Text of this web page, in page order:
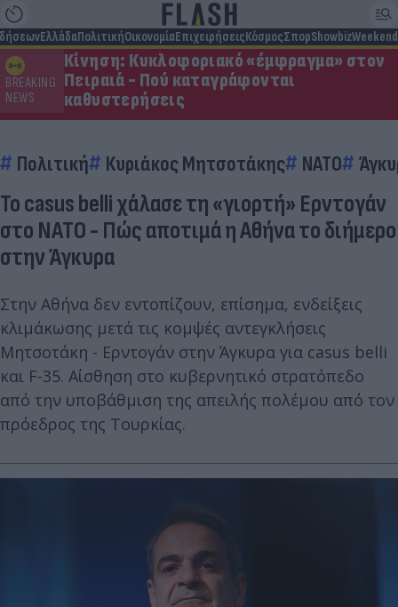
ΕλλάδαΠολιτικήΟικονομίαΕπιχειρήσειςΚόσμοςΣπορShowbizWeekend
BREAKING
NEWS
Κίνηση: Κυκλοφοριακό «έμφραγμα» στον
Πειραιά - Πού καταγράφονται
καθυστερήσεις
Πολιτική Κυριάκος Μητσοτάκης ΝΑΤΟ
Το casus belli χάλασε τη «γιορτή» Ερντογάν
στο ΝΑΤΟ - Πώς αποτιμά η Αθήνα το διήμερο
στην Άγκυρα
Στην Αθήνα δεν εντοπίζουν, επίσημα, ενδείξεις
κλιμάκωσης μετά τις κομψές αντεγκλήσεις
Μητσοτάκη - Ερντογάν στην Άγκυρα για casus belli
και F-35. Αίσθηση στο κυβερνητικό στρατόπεδο
από την υποβάθμιση της απειλής πολέμου από τον
πρόεδρος της Τουρκίας.